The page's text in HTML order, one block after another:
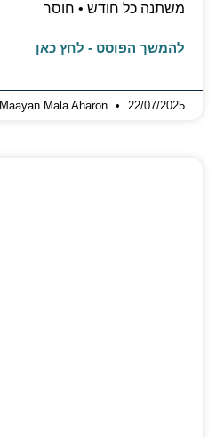
משתנה כל חודש • חוסר
להמשך הפוסט - לחץ כאן
Maayan Mala Aharon 22/07/2025